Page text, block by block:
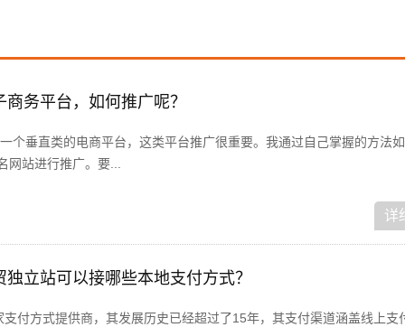
务平台，如何推广呢？
个垂直类的电商平台，这类平台推广很重要。我通过自己掌握的方法如
网站进行推广。要...
详
立站可以接哪些本地支付方式？
付方式提供商，其发展历史已经超过了15年，其支付渠道涵盖线上支